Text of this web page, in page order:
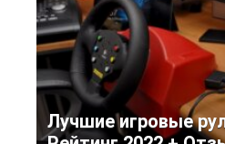
Лучшие игровые